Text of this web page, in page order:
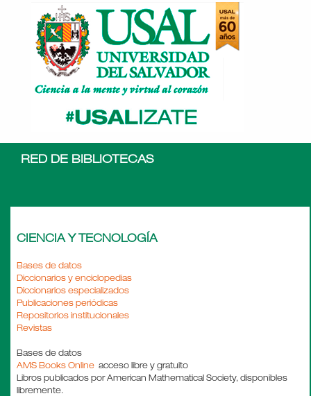
RED DE BIBLIOTECAS
CIENCIA Y TECNOLOGÍA
Bases de datos
Diccionarios y enciclopedias
Diccionarios especializados
Publicaciones periódicas
Repositorios institucionales
Revistas
Bases de datos
AMS Books Online acceso libre y gratuito
Libros publicados por American Mathematical Society, disponibles
libremente.